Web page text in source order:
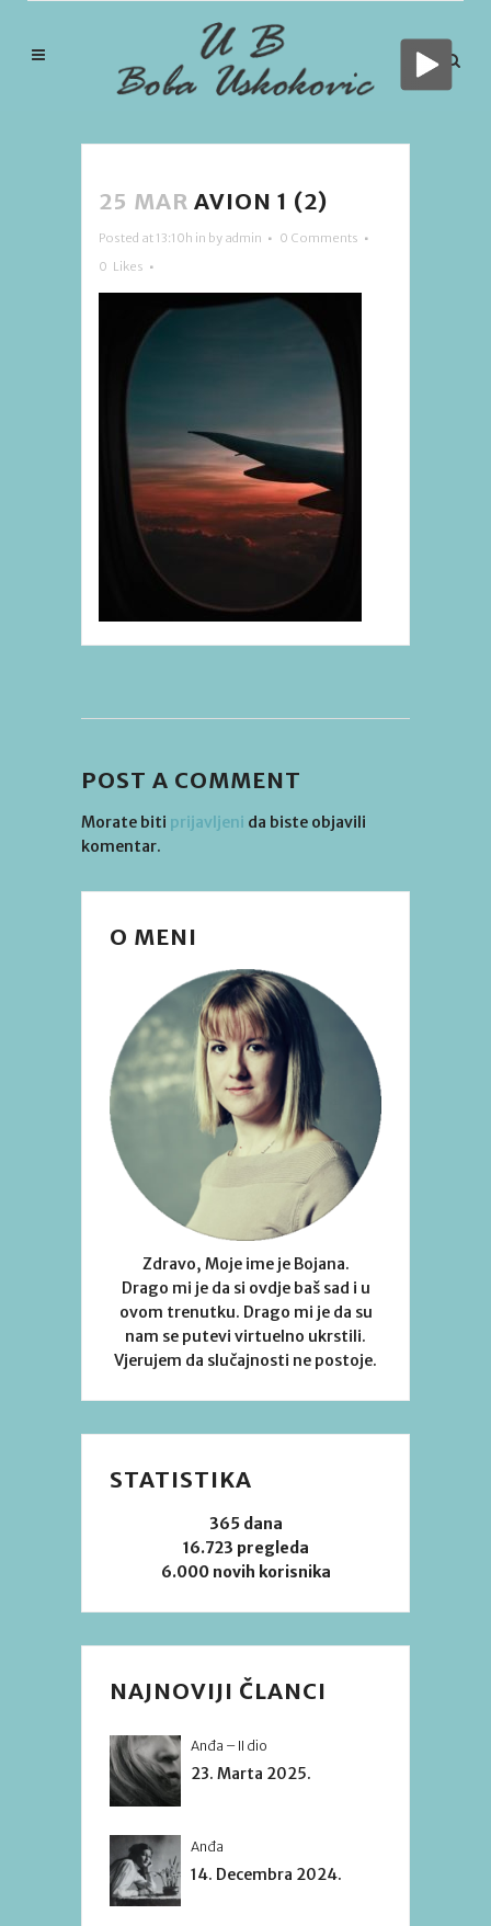
25 MAR AVION 1 (2)
Posted at 13:10h in by admin
0 Comments
0 Likes
POST A COMMENT
Morate biti prijavljeni da biste objavili
komentar.
O MENI
Zdravo, Moje ime je Bojana.
Drago mi je da si ovdje baš sad i u
ovom trenutku. Drago mi je da su
nam se putevi virtuelno ukrstili.
Vjerujem da slučajnosti ne postoje.
STATISTIKA
365 dana
16.723 pregleda
6.000 novih korisnika
NAJNOVIJI ČLANCI
Anđa – II dio
23. Marta 2025.
Anđa
14. Decembra 2024.